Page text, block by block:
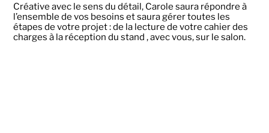
Créative avec le sens du détail, Carole saura répondre à
l’ensemble de vos besoins et saura gérer toutes les
étapes de votre projet : de la lecture de votre cahier des
charges à la réception du stand , avec vous, sur le salon.